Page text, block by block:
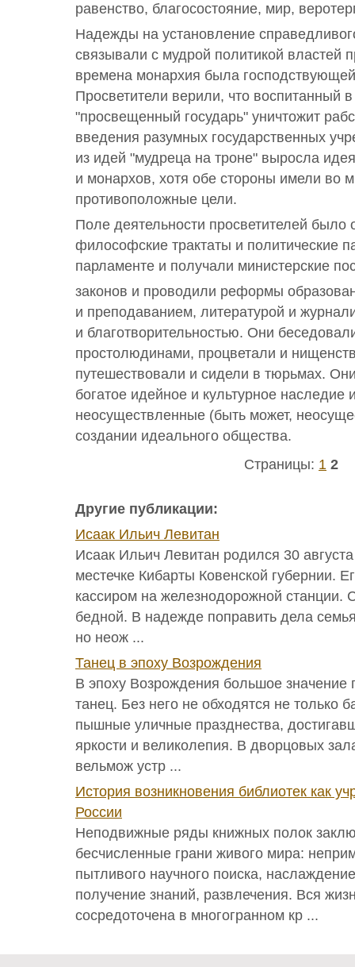
равенство, благосостояние, мир,
Надежды на установление
связывали с мудрой политикой властей
времена монархия была
Просветители верили, что воспитанный
"просвещенный государь" уничтожит
введения разумных государственных
из идей "мудреца на троне" выросла
и монархов, хотя обе стороны имели во
противоположные цели.
Поле деятельности просветителей
философские трактаты и политические
парламенте и получали министерские
законов и проводили реформы
и преподаванием, литературой и
и благотворительностью. Они
простолюдинами, процветали и
путешествовали и сидели в тюрьмах.
богатое идейное и культурное наследие
неосуществленные (быть может,
создании идеального общества.
Страницы: 1 2
Другие публикации:
Исаак Ильич Левитан
Исаак Ильич Левитан родился 30
местечке Кибарты Ковенской губернии.
кассиром на железнодорожной
бедной. В надежде поправить дела
но неож ...
Танец в эпоху Возрождения
В эпоху Возрождения большое значение
танец. Без него не обходятся не только
пышные уличные празднества,
яркости и великолепия. В дворцовых
вельмож устр ...
История возникновения библиотек как
России
Неподвижные ряды книжных полок
бесчисленные грани живого мира:
пытливого научного поиска,
получение знаний, развлечения. Вся
сосредоточена в многогранном кр ...